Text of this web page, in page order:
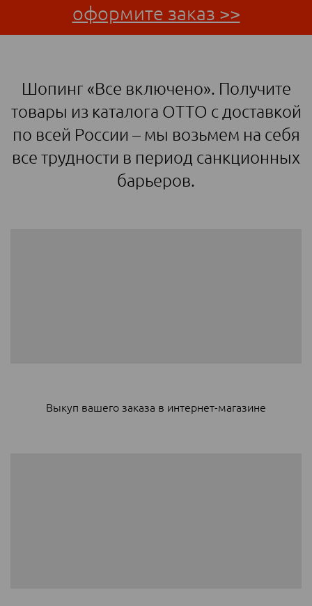
оформите заказ >>
Шопинг «Все включено». Получите
товары из каталога ОТТО с доставкой
по всей России – мы возьмем на себя
все трудности в период санкционных
барьеров.
Выкуп вашего заказа в интернет-магазине